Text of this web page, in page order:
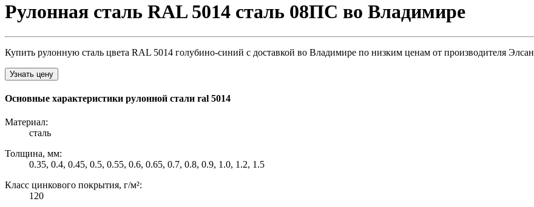
Рулонная сталь RAL 5014 сталь 08ПС во Владимире
Купить рулонную сталь цвета RAL 5014 голубино-синий с доставкой во Владимире по низким ценам от производителя Элсан
Узнать цену
Основные характеристики рулонной стали ral 5014
Материал:
сталь
Толщина, мм:
0.35, 0.4, 0.45, 0.5, 0.55, 0.6, 0.65, 0.7, 0.8, 0.9, 1.0, 1.2, 1.5
Класс цинкового покрытия, г/м²:
120